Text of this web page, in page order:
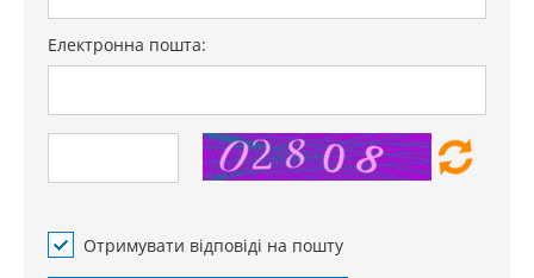
Електронна пошта:
Отримувати відповіді на пошту